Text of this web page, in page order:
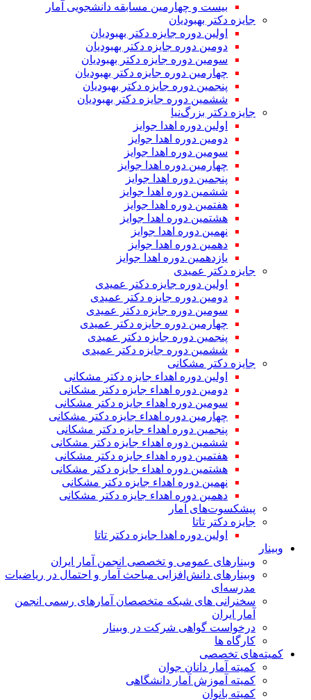
بیست و چهارمین مسابقه دانشجویی آمار
جایزه دکتر بهبودیان
اولین دوره جایزه دکتر بهبودیان
دومین دوره جایزه دکتر بهبودیان
سومین دوره جایزه دکتر بهبودیان
چهارمین دوره جایزه دکتر بهبودیان
پنجمین دوره جایزه دکتر بهبودیان
ششمین دوره جایزه دکتر بهبودیان
جایزه دکتر بزرگ‌نیا
اولین دوره اهدا جوایز
دومین دوره اهدا جوایز
سومین دوره اهدا جوایز
چهارمین دوره اهدا جوایز
پنجمین دوره اهدا جوایز
ششمین دوره اهدا جوایز
هفتمین دوره اهدا جوایز
هشتمین دوره اهدا جوایز
نهمین دوره اهدا جوایز
دهمین دوره اهدا جوایز
یازدهمین دوره اهدا جوایز
جایزه دکتر عمیدی
اولین دوره جایزه دکتر عمیدی
دومین دوره جایزه دکتر عمیدی
سومین دوره جایزه دکتر عمیدی
چهارمین دوره جایزه دکتر عمیدی
پنجمین دوره جایزه دکتر عمیدی
ششمین دوره جایزه دکتر عمیدی
جایزه دکتر مشکانی
اولین دوره اهداء جایزه دکتر مشکانی
دومین دوره اهداء جایزه دکتر مشکانی
سومین دوره اهداء جایزه دکتر مشکانی
چهارمین دوره اهداء جایزه دکتر مشکانی
پنجمین دوره اهداء جایزه دکتر مشکانی
ششمین دوره اهداء جایزه دکتر مشکانی
هفتمین دوره اهداء جایزه دکتر مشکانی
هشتمین دوره اهداء جایزه دکتر مشکانی
نهمین دوره اهداء جایزه دکتر مشکانی
دهمین دوره اهداء جایزه دکتر مشکانی
پیشکسوت‌های آمار
جایزه دکتر تاتا
اولین دوره اهدا جایزه دکتر تاتا
وبینار
وبینارهای عمومی و تخصصی انجمن آمار ایران
وبینارهای دانش‌افزایی مباحث آمار و احتمال در ریاضیات
مدرسه‌ای
سخنرانی های شبکه متخصصان آمارهای رسمی انجمن
آمار ایران
درخواست گواهی شرکت در وبینار
کارگاه ها
کمیته‌های تخصصی
کمیته آمار دانان جوان
کمیته آموزش آمار دانشگاهی
کمیته بانوان